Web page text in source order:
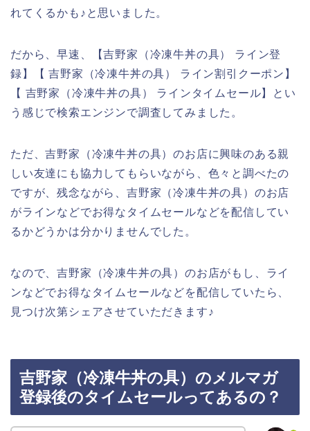
れてくるかも♪と思いました。
だから、早速、【吉野家（冷凍牛丼の具） ライン登
録】【 吉野家（冷凍牛丼の具） ライン割引クーポン】
【 吉野家（冷凍牛丼の具） ラインタイムセール】とい
う感じで検索エンジンで調査してみました。
ただ、吉野家（冷凍牛丼の具）のお店に興味のある親
しい友達にも協力してもらいながら、色々と調べたの
ですが、残念ながら、吉野家（冷凍牛丼の具）のお店
がラインなどでお得なタイムセールなどを配信してい
るかどうかは分かりませんでした。
なので、吉野家（冷凍牛丼の具）のお店がもし、ライ
ンなどでお得なタイムセールなどを配信していたら、
見つけ次第シェアさせていただきます♪
吉野家（冷凍牛丼の具）のメルマガ
登録後のタイムセールってあるの？